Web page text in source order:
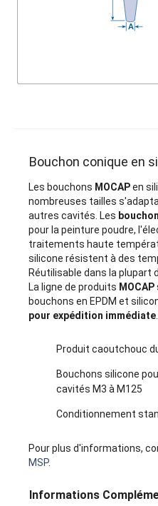
Bouchon conique en
Les bouchons MOCAPen
nombreuses tailles
autres cavités. Les
pour la peinture poudre,
traitements haute
silicone résistent à des
Réutilisable dans la plupart
La ligne de produits MOCAP
bouchons en EPDM et
pour expédition immédiate.
Produit caoutchouc
Bouchons silicone
cavités M3 à M125
Conditionnement
Pour plus d'informations,
MSP.
Informations